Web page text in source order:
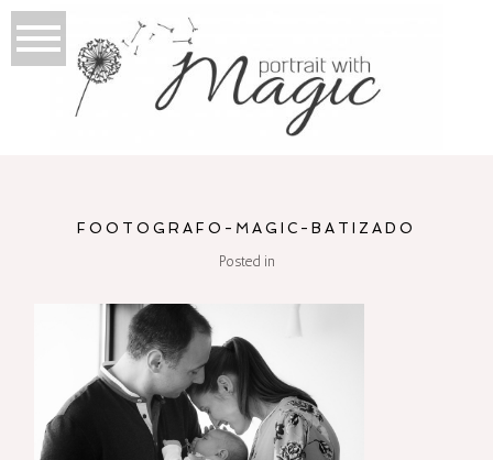
FOOTOGRAFO-MAGIC-BATIZADO
Posted in